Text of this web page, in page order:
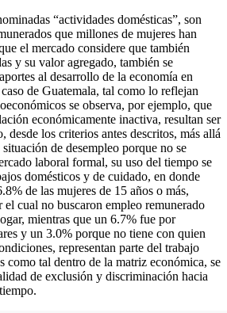
“actividades domésticas”, son
que millones de mujeres han
el mercado considere que también
y su valor agregado, también se
al desarrollo de la economía en
de Guatemala, tal como lo reflejan
se observa, por ejemplo, que
económicamente inactiva, resultan ser
desde los criterios antes descritos, más allá
de desempleo porque no se
laboral formal, su uso del tiempo se
domésticos y de cuidado, en donde
de las mujeres de 15 años o más,
cual no buscaron empleo remunerado
mientras que un 6.7% fue por
y un 3.0% porque no tiene con quien
representan parte del trabajo
como tal dentro de la matriz económica, se
de exclusión y discriminación hacia